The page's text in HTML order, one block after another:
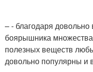
– - благодаря
боярышника
полезных веществ
довольно популярны и